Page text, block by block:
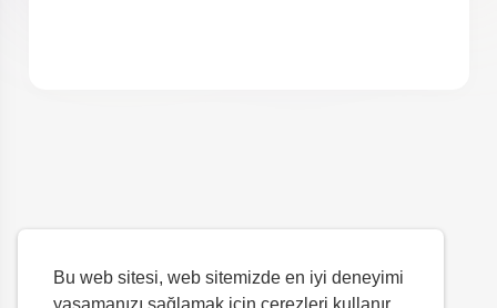
Bu web sitesi, web sitemizde en iyi deneyimi